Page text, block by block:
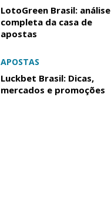
LotoGreen Brasil: análise
completa da casa de
apostas
APOSTAS
Luckbet Brasil: Dicas,
mercados e promoções